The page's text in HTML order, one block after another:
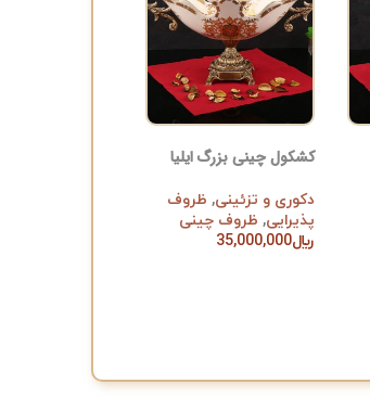
کشکول چینی بزرگ ایلیا
دکوری و تزئینی, ظروف
پذیرایی, ظروف چینی
﷼35,000,000